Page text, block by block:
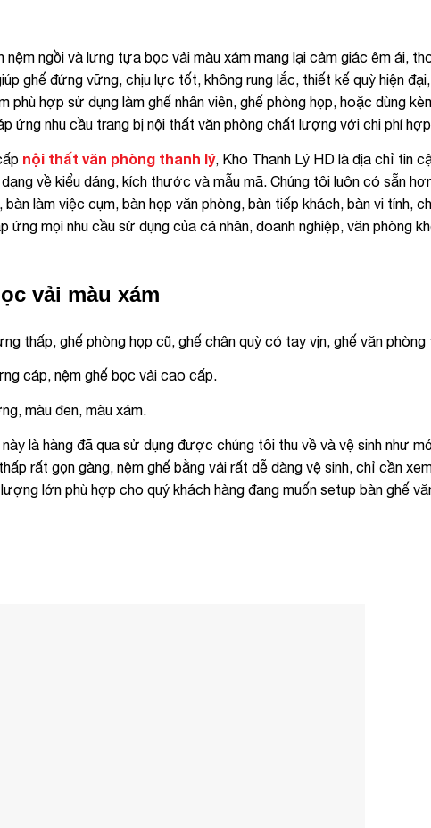
nệm ngồi và lưng tựa bọc vải màu xám mang lại cảm giác êm ái,
ghế đứng vững, chịu lực tốt, không rung lắc, thiết kế quỳ hiện
phù hợp sử dụng làm ghế nhân viên, ghế phòng họp, hoặc dùng
ứng nhu cầu trang bị nội thất văn phòng chất lượng với chi phí
nội thất văn phòng thanh lý, Kho Thanh Lý HD là địa chỉ tin
về kiểu dáng, kích thước và mẫu mã. Chúng tôi luôn có sẵn
làm việc cụm, bàn họp văn phòng, bàn tiếp khách, bàn vi tính,
mọi nhu cầu sử dụng của cá nhân, doanh nghiệp, văn phòng
vải màu xám
thấp, ghế phòng họp cũ, ghế chân quỳ có tay vịn, ghế văn phòng
cáp, nệm ghế bọc vải cao cấp.
màu đen, màu xám.
là hàng đã qua sử dụng được chúng tôi thu về và vệ sinh như
rất gọn gàng, nệm ghế bằng vải rất dễ dàng vệ sinh, chỉ cần
lớn phù hợp cho quý khách hàng đang muốn setup bàn ghế